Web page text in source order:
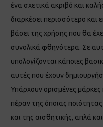
ένα σχετικά ακριβό και
διαρκέσει περισσότερο
βάσει της χρήσης που θα
συνολικά φθηνότερα. Σε
υπολογίζονται κάποιες
αυτές που έχουν
Υπάρχουν ορισμένες
πέραν της όποιας
και της αισθητικής, απλά